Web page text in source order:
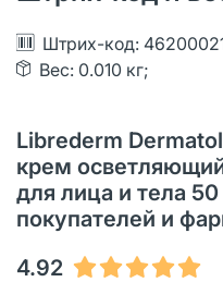
Штрих-код:
Вес: 0.010 кг;
Librederm
крем
для лица и тела
покупателей и
4.92